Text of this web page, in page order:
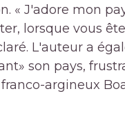
« J'adore mon
lorsque vous
L'auteur a
son pays,
argineux